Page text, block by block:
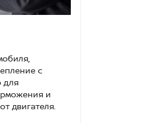
с
для
и
двигателя.